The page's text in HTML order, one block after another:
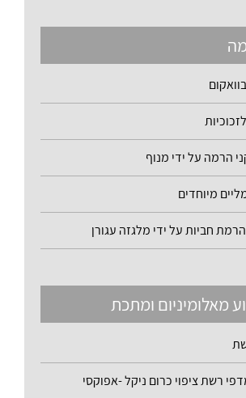
הרמה על ידי מנוף
מיוחדים
חביות על ידי מלגזה עגורן
מאלומיניום ומתכת
רשת ציפוי כרום ניקל -אפוקסי